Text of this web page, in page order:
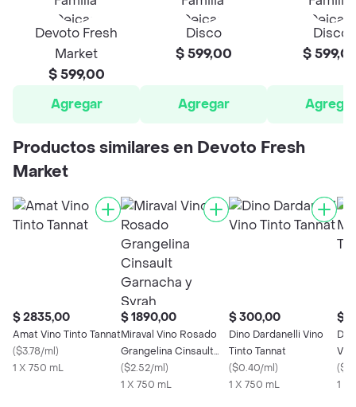
Devoto Fresh
Market
$ 599,00
Agregar
Disco
$ 599,00
Agregar
Disco
$
Agregar
Productos similares en Devoto Fresh
Market
$ 2835,00
Amat Vino Tinto Tannat
($3.78/ml)
1 X 750 mL
$ 1890,00
Miraval Vino Rosado
Grangelina Cinsault
Garnacha y Syrah
($2.52/ml)
1 X 750 mL
$ 300,00
Dino Dardanelli Vino
Tinto Tannat
($0.40/ml)
1 X 750 mL
$
(
1 X